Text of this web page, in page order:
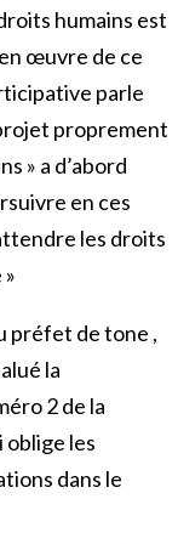
humains est
œuvre de ce
parle
proprement
» a d’abord
en ces
les droits
préfet de tone ,
la
2 de la
oblige les
dans le